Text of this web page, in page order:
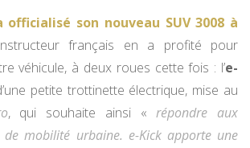
officialisé son nouveau SUV 3008 à
français en a profité pour
véhicule, à deux roues cette fois : l’e-
petite trottinette électrique, mise au
, qui souhaite ainsi «répondre aux
de mobilité urbaine. e-Kick apporte une